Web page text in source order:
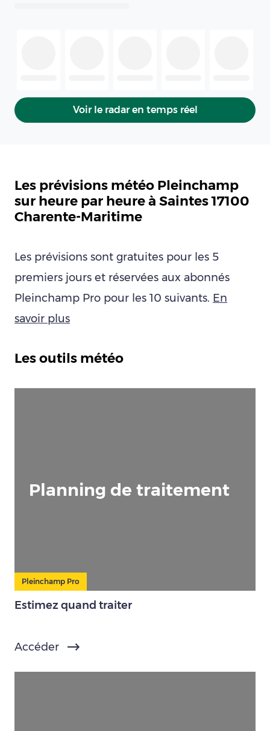
Voir le radar en temps réel
Les prévisions météo Pleinchamp
sur heure par heure à Saintes 17100
Charente-Maritime
Les prévisions sont gratuites pour les 5
premiers jours et réservées aux abonnés
Pleinchamp Pro pour les 10 suivants. En
savoir plus
Les outils météo
Planning de traitement
Pleinchamp Pro
Estimez quand traiter
Accéder